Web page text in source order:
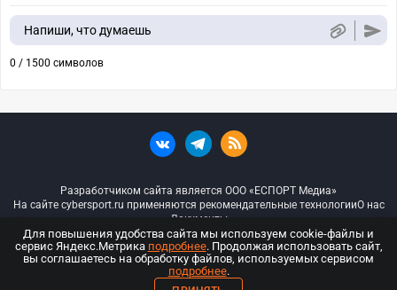
Напиши, что думаешь
0 / 1500 символов
Разработчиком сайта является ООО «ЕСПОРТ Медиа»
На сайте cybersport.ru применяются рекомендательные технологииО нас
Документы
© ООО «Киберспорт.ру» — Все права защищены
18+
Для повышения удобства сайта мы используем cookie-файлы и
сервис Яндекс.Метрика подробнее. Продолжая использовать сайт,
вы соглашаетесь на обработку файлов, используемых сервисом
подробнее.